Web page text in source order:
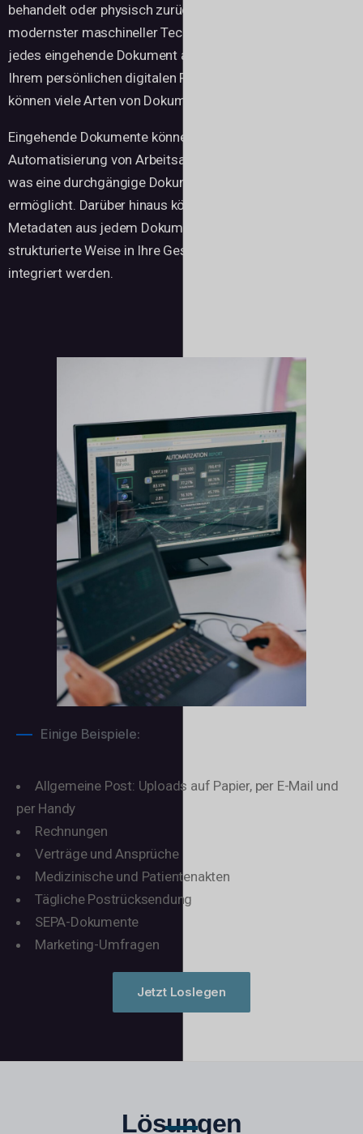
behandelt oder physisch zurückgeschickt werden. Mit
modernster maschineller Technik und Deep Learning wird
jedes eingehende Dokument automatisch erkannt und
Ihrem persönlichen digitalen Postfach zugewiesen. Es
können viele Arten von Dokumenten verarbeitet werden.
Eingehende Dokumente können in Systeme zur
Automatisierung von Arbeitsabläufen integriert werden,
was eine durchgängige Dokumentenverarbeitung
ermöglicht. Darüber hinaus können unstrukturierte
Metadaten aus jedem Dokument extrahiert und auf
strukturierte Weise in Ihre Geschäftsanwendungen
integriert werden.
Einige Beispiele:
Allgemeine Post: Uploads auf Papier, per E-Mail und
per Handy
Rechnungen
Verträge und Ansprüche
Medizinische und Patientenakten
Tägliche Postrücksendung
SEPA-Dokumente
Marketing-Umfragen
Jetzt Loslegen
Lösungen